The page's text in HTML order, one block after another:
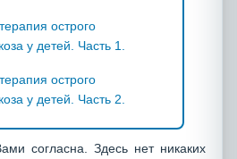
острого
у детей. Часть 1.
острого
у детей. Часть 2.
согласна. Здесь нет никаких